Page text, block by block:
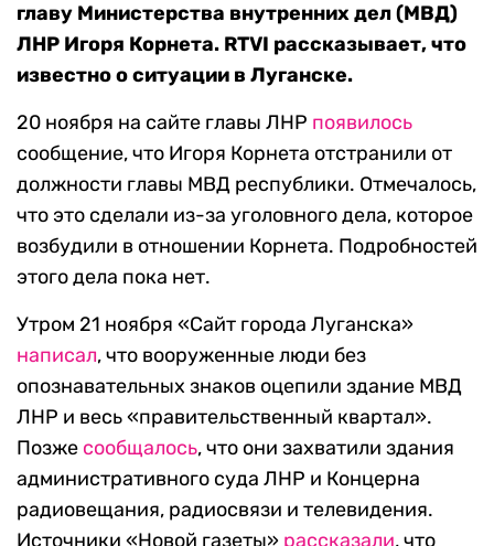
главу Министерства внутренних дел (МВД)
ЛНР Игоря Корнета. RTVI рассказывает, что
известно о ситуации в Луганске.
20 ноября на сайте главы ЛНР появилось
сообщение, что Игоря Корнета отстранили от
должности главы МВД республики. Отмечалось,
что это сделали из-за уголовного дела, которое
возбудили в отношении Корнета. Подробностей
этого дела пока нет.
Утром 21 ноября «Сайт города Луганска»
написал, что вооруженные люди без
опознавательных знаков оцепили здание МВД
ЛНР и весь «правительственный квартал».
Позже сообщалось, что они захватили здания
административного суда ЛНР и Концерна
радиовещания, радиосвязи и телевидения.
Источники «Новой газеты» рассказали, что